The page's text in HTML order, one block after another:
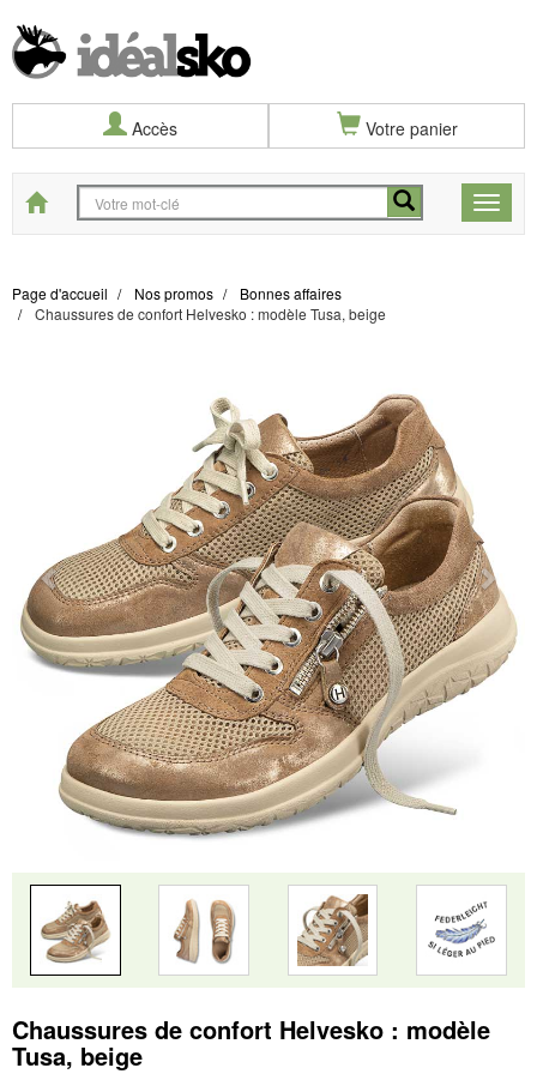
Accès Votre panier
Toggle
Start
Page d'accueil Nos promos
Bonnes affaires
Chaussures de confort Helvesko : modèle Tusa, beige
Chaussures de confort Helvesko : modèle
Tusa, beige